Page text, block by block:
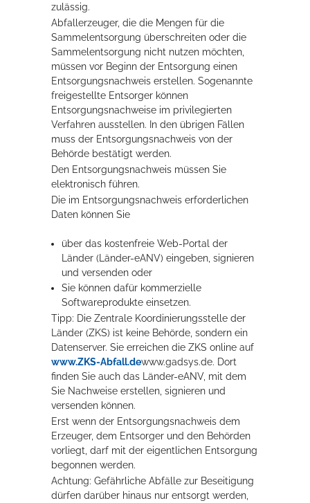
zulässig.
Abfallerzeuger, die die Mengen für die
Sammelentsorgung überschreiten oder die
Sammelentsorgung nicht nutzen möchten,
müssen vor Beginn der Entsorgung einen
Entsorgungsnachweis erstellen. Sogenannte
freigestellte Entsorger können
Entsorgungsnachweise im privilegierten
Verfahren ausstellen. In den übrigen Fällen
muss der Entsorgungsnachweis von der
Behörde bestätigt werden.
Den Entsorgungsnachweis müssen Sie
elektronisch führen.
Die im Entsorgungsnachweis erforderlichen
Daten können Sie
über das kostenfreie Web-Portal der
Länder (Länder-eANV) eingeben, signieren
und versenden oder
Sie können dafür kommerzielle
Softwareprodukte einsetzen.
Tipp: Die Zentrale Koordinierungsstelle der
Länder (ZKS) ist keine Behörde, sondern ein
Datenserver. Sie erreichen die ZKS online auf
www.ZKS-Abfall.dewww.gadsys.de. Dort
finden Sie auch das Länder-eANV, mit dem
Sie Nachweise erstellen, signieren und
versenden können.
Erst wenn der Entsorgungsnachweis dem
Erzeuger, dem Entsorger und den Behörden
vorliegt, darf mit der eigentlichen Entsorgung
begonnen werden.
Achtung: Gefährliche Abfälle zur Beseitigung
dürfen darüber hinaus nur entsorgt werden,